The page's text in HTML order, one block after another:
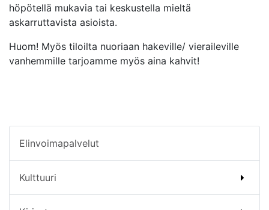
höpötellä mukavia tai keskustella mieltä
askarruttavista asioista.
Huom! Myös tiloilta nuoriaan hakeville/ vieraileville
vanhemmille tarjoamme myös aina kahvit!
Elinvoimapalvelut
Kulttuuri